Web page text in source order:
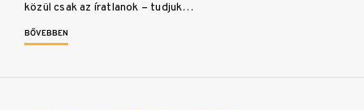
közül csak az íratlanok – tudjuk…
BŐVEBBEN